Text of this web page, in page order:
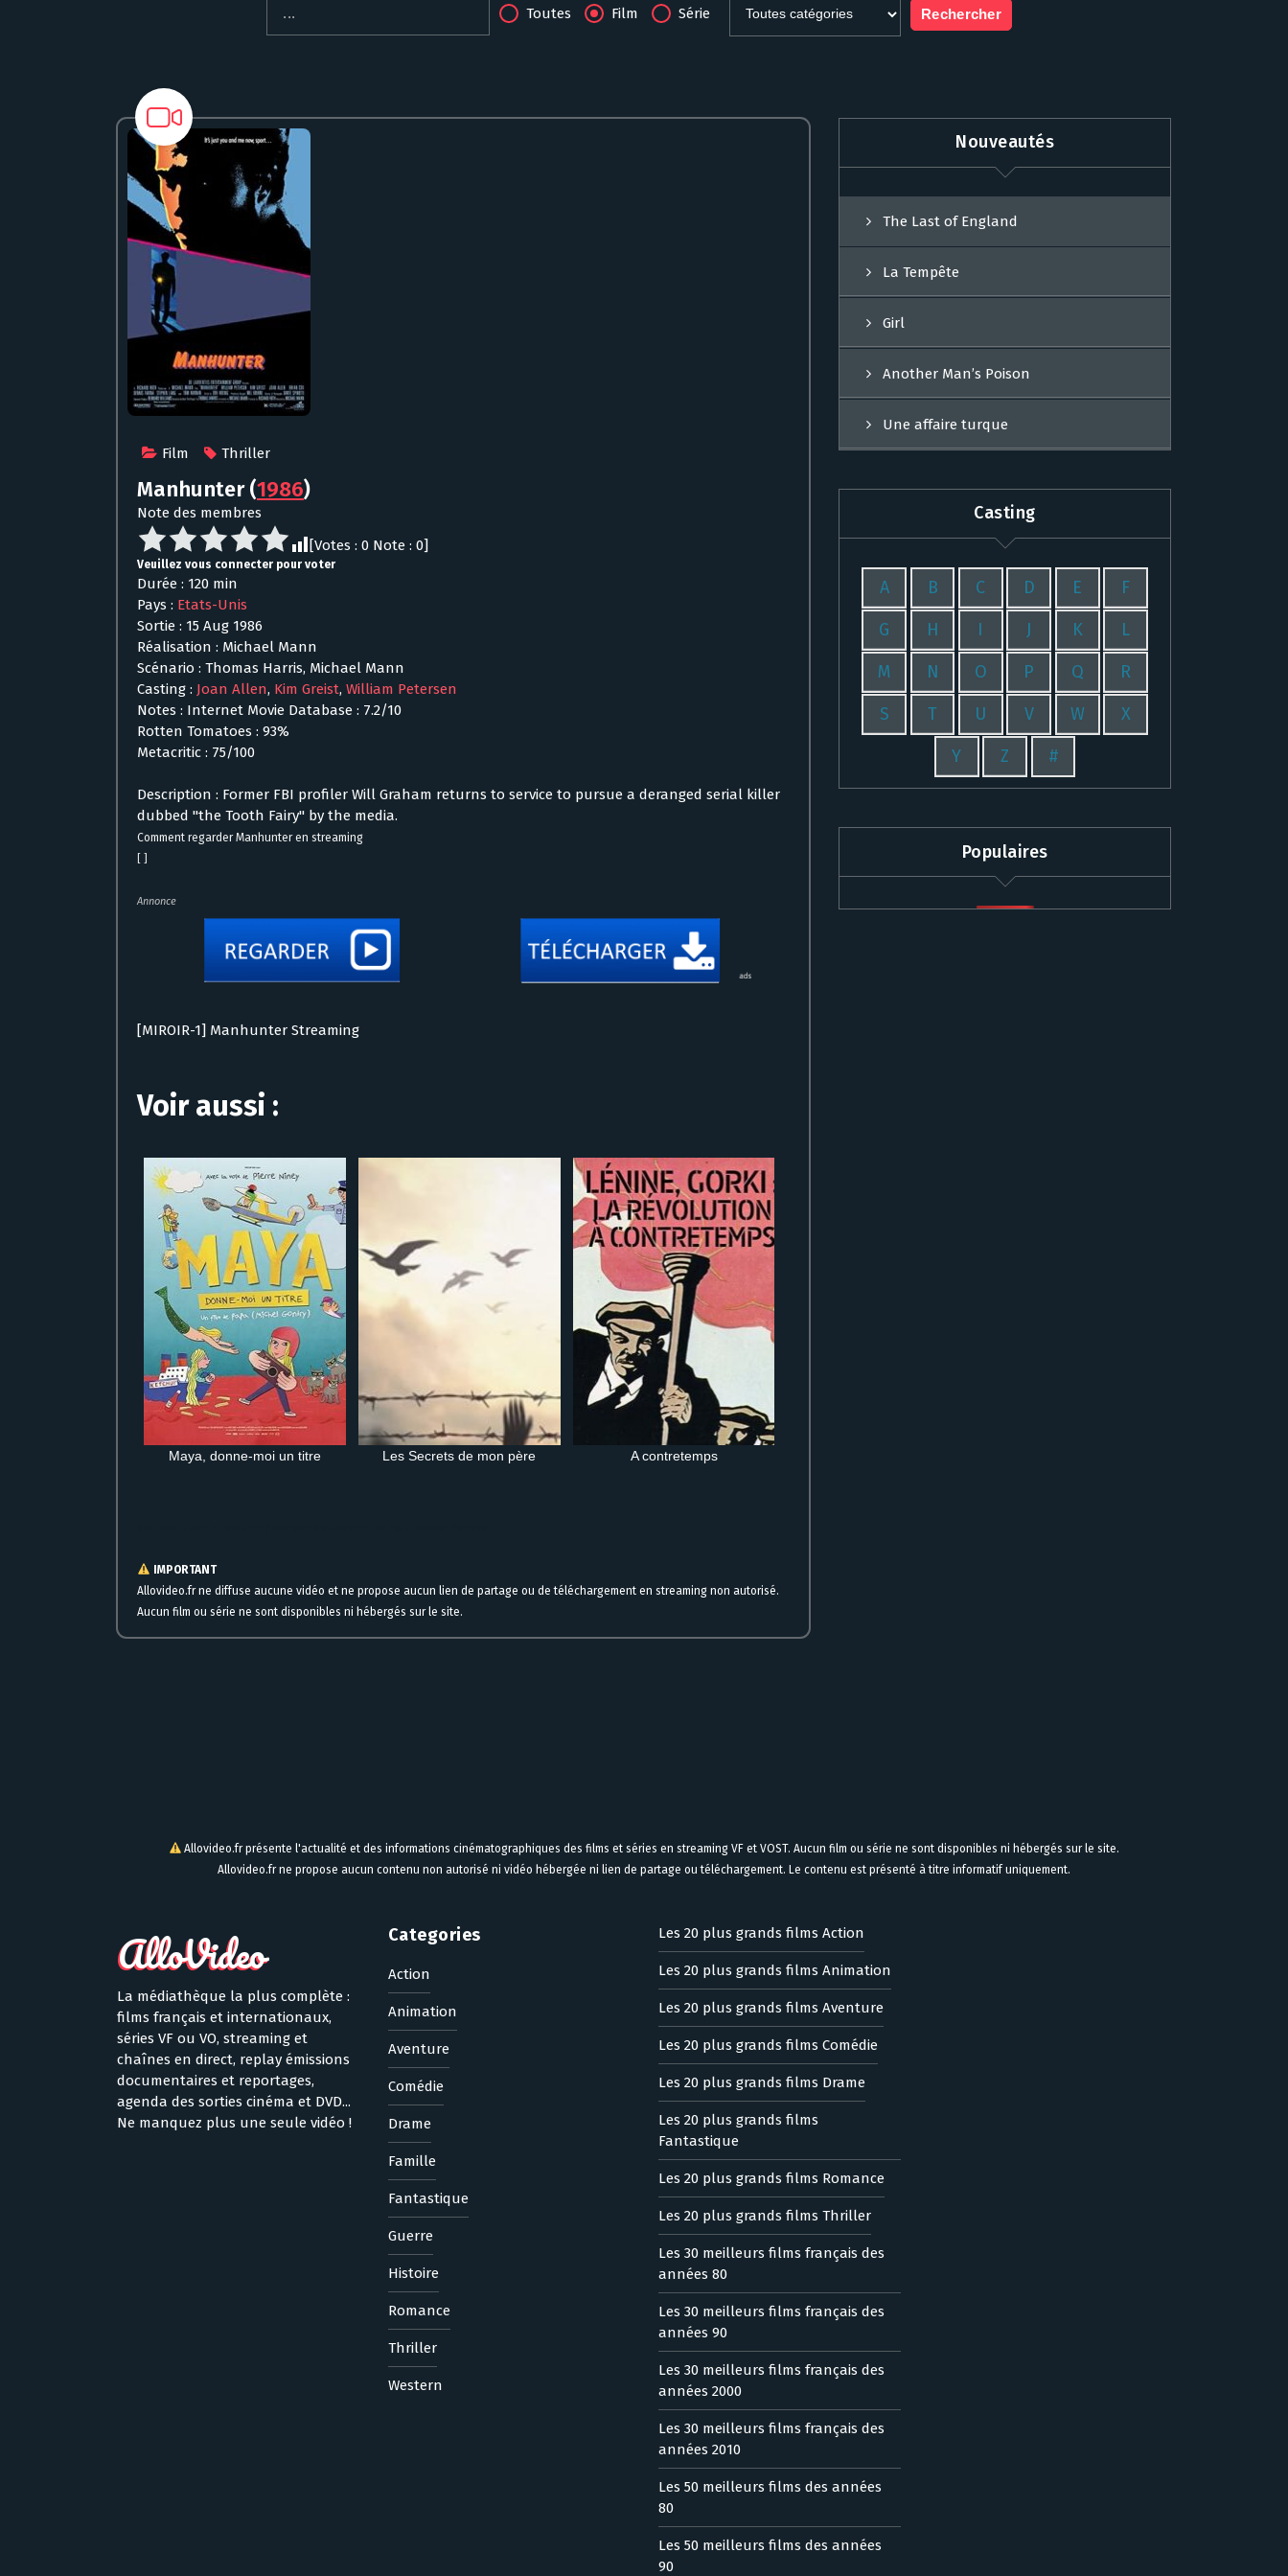
Toutes Film Série
Film Thriller
Manhunter(1986)
Note des membres
[Votes : 0 Note : 0]
Veuillez vous connecter pour voter
Durée : 120 min
Pays : Etats-Unis
Sortie : 15 Aug 1986
Réalisation : Michael Mann
Scénario : Thomas Harris, Michael Mann
Casting : Joan Allen, Kim Greist, William Petersen
Notes : Internet Movie Database : 7.2/10
Rotten Tomatoes : 93%
Metacritic : 75/100
Description : Former FBI profiler Will Graham returns to service to pursue a deranged serial killer
dubbed "the Tooth Fairy" by the media.
Comment regarder Manhunter en streaming
Annonce
[MIROIR-1] Manhunter Streaming
Voir aussi :
Maya, donne-moi un titre Les Secrets de mon père A contretemps
IMPORTANT
Allovideo.fr ne diffuse aucune vidéo et ne propose aucun lien de partage ou de téléchargement en streaming non autorisé.
Aucun film ou série ne sont disponibles ni hébergés sur le site.
Nouveautés
The Last of England
La Tempête
Girl
Another Man’s Poison
Une affaire turque
Casting
A B C D E F
G H I J K L
M N O P Q R
S T U V W X
Y Z #
Populaires
Allovideo.fr présente l'actualité et des informations cinématographiques des films et séries en streaming VF et VOST. Aucun film ou série ne sont disponibles ni hébergés sur le site.
Allovideo.fr ne propose aucun contenu non autorisé ni vidéo hébergée ni lien de partage ou téléchargement. Le contenu est présenté à titre informatif uniquement.
La médiathèque la plus complète :
films français et internationaux,
séries VF ou VO, streaming et
chaînes en direct, replay émissions
documentaires et reportages,
agenda des sorties cinéma et DVD...
Ne manquez plus une seule vidéo !
Categories
Action
Animation
Aventure
Comédie
Drame
Famille
Fantastique
Guerre
Histoire
Romance
Thriller
Western
Les 20 plus grands films Action
Les 20 plus grands films Animation
Les 20 plus grands films Aventure
Les 20 plus grands films Comédie
Les 20 plus grands films Drame
Les 20 plus grands films
Fantastique
Les 20 plus grands films Romance
Les 20 plus grands films Thriller
Les 30 meilleurs films français des
années 80
Les 30 meilleurs films français des
années 90
Les 30 meilleurs films français des
années 2000
Les 30 meilleurs films français des
années 2010
Les 50 meilleurs films des années
80
Les 50 meilleurs films des années
90